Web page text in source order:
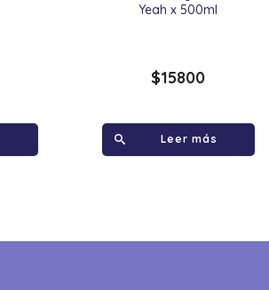
Yeah x 500ml
$15800
Leer más